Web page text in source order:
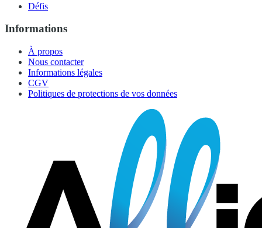
Défis
Informations
À propos
Nous contacter
Informations légales
CGV
Politiques de protections de vos données